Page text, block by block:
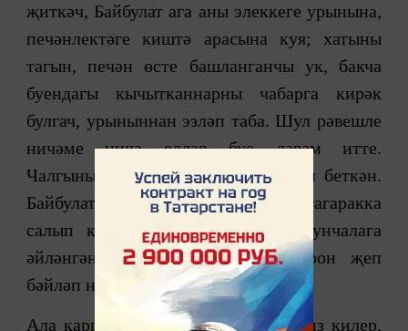
җиткәч, Байбулат ага аны элеккеге урынына,
печән­лектәге киштә арасына куя; хатыны
тагын, печән өсте башлан­ганчы ук, бакча
буендагы кычытканнарны чабарга кирәк
булгач, урыныннан эзләп таба. Шул рәвешле
ничәме ничә еллар буе дәвам итте.
Чалгының сабы инде кибеп, бушап беткән.
Байбулат ага аны кичтән сулы тагаракка
салып куйды, инде, таушалып, мунчалага
әйләнгән юкә бау урынына капрон җеп
бәйләп ныгытты.
Ала карга агач башына кунса, яз тиз килер,